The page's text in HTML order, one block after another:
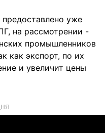
уже
на рассмотрении -
промышленников
как экспорт, по их
и увеличит цены